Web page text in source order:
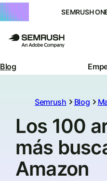
SEMRUSH
Blog
Semrush Blog
Los 100
más
Amazon